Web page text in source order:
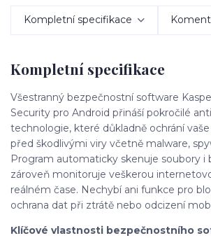
Kompletní specifikace
Kompletní specifikace
Všestranný bezpečnostní software
Security pro Android přináší pokročilé
technologie, které důkladně ochrání
před škodlivými viry včetně malware,
Program automaticky skenuje soubory i
zároveň monitoruje veškerou
reálném čase. Nechybí ani funkce pro
ochrana dat při ztrátě nebo odcizení
Klíčové vlastnosti bezpečnostního